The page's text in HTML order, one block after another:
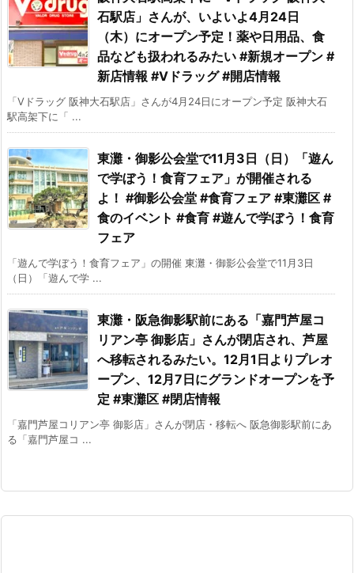
石駅店」さんが、いよいよ4月24日
（木）にオープン予定！薬や日用品、食
品なども扱われるみたい #新規オープン #
新店情報 #Vドラッグ #開店情報
「Vドラッグ 阪神大石駅店」さんが4月24日にオープン予定 阪神大石
駅高架下に「 ...
東灘・御影公会堂で11月3日（日）「遊ん
で学ぼう！食育フェア」が開催される
よ！ #御影公会堂 #食育フェア #東灘区 #
食のイベント #食育 #遊んで学ぼう！食育
フェア
「遊んで学ぼう！食育フェア」の開催 東灘・御影公会堂で11月3日
（日）「遊んで学 ...
東灘・阪急御影駅前にある「嘉門芦屋コ
リアン亭 御影店」さんが閉店され、芦屋
へ移転されるみたい。12月1日よりプレオ
ープン、12月7日にグランドオープンを予
定 #東灘区 #閉店情報
「嘉門芦屋コリアン亭 御影店」さんが閉店・移転へ 阪急御影駅前にあ
る「嘉門芦屋コ ...